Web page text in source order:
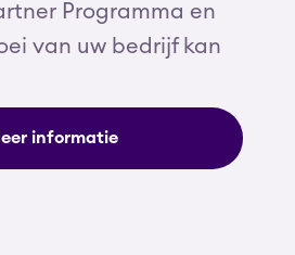
Programma en
van uw bedrijf kan
informatie